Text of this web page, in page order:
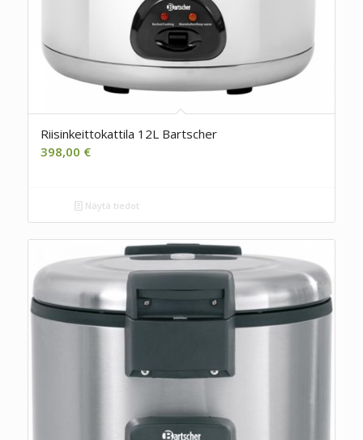
Riisinkeittokattila 12L Bartscher
398,00 €
Näytä tiedot